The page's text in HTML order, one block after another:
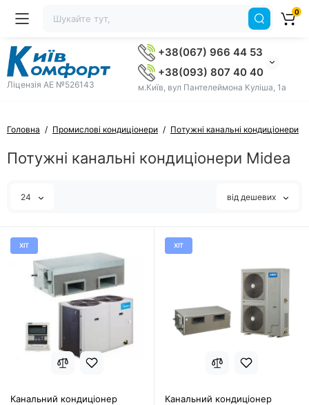
Ліцензія AE №526143
+38(067) 966 44 53
+38(093) 807 40 40
м.Київ, вул Пантелеймона Куліша, 1а
0
Головна Промислові кондиціонери Потужні канальні кондиціонери
Потужні канальні кондиціонери Midea
24 від дешевих
ХІТ
Канальний кондиціонер
ХІТ
Канальний кондиціонер